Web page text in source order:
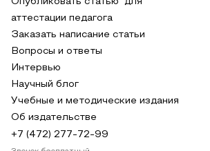
аттестации педагога
Заказать написание статьи
Вопросы и ответы
Интервью
Научный блог
Учебные и методические издания
Об издательстве
+7 (472) 277-72-99